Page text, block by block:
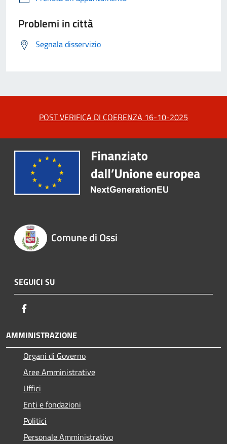
Problemi in città
Segnala disservizio
POST VERIFICA DI COERENZA 16-10-2025
Comune di Ossi
SEGUICI SU
AMMINISTRAZIONE
Organi di Governo
Aree Amministrative
Uffici
Enti e fondazioni
Politici
Personale Amministrativo